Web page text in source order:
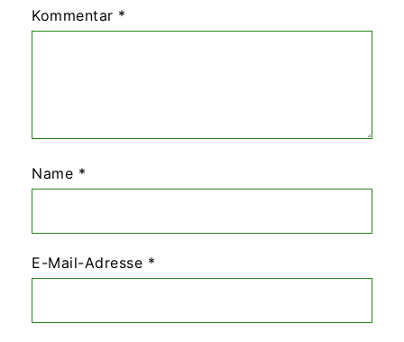
Kommentar *
Name *
E-Mail-Adresse *